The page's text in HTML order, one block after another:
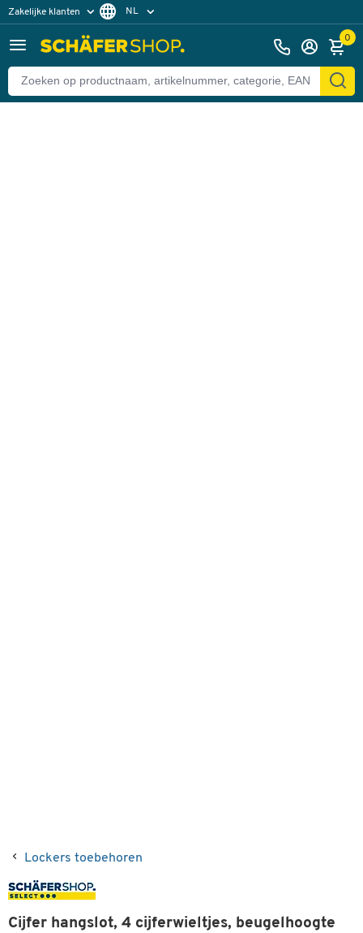
Zakelijke klanten
Particuliere klanten
NL
0
Lockers toebehoren
Cijfer hangslot, 4 cijferwieltjes, beugelhoogte
Terug